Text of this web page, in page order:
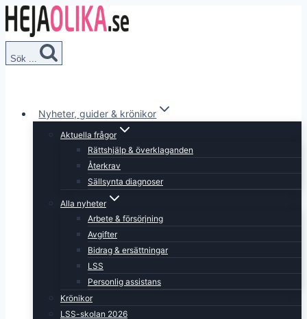
Skip
content
Sök ...
Nyheter, guider & krönikor
Aktuella frågor
Rättshjälp & överklaganden
Återkrav
Sällsynta diagnoser
Alla nyheter
Arbete & försörjning
Avgifter
Bidrag & ersättningar
LSS
Personlig assistans
Krönikor
LSS-skolan 2026